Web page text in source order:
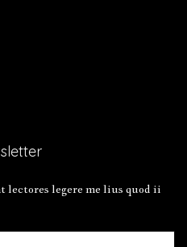
lectores legere me lius quod ii